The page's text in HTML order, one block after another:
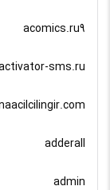
acomics.ru9
sms.ru
adderall
admin